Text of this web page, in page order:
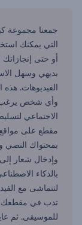
جمعنا مجموعة
التي يمكنك
أو حتى
بديهي وسهل
الفيديوهات. هذه
وأي شخص يرغب
الاجتماعي
مقطع على مواقع
بمحتواك النصي
وإدخال شعار
بالذكاء
لتتماشى مع
تدب في مقطعك
للموسيقى. ثم